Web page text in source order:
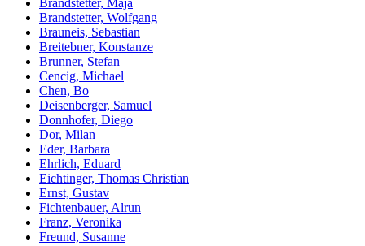
Brandstetter, Wolfgang
Brauneis, Sebastian
Breitebner, Konstanze
Brunner, Stefan
Cencig, Michael
Chen, Bo
Deisenberger, Samuel
Donnhofer, Diego
Dor, Milan
Eder, Barbara
Ehrlich, Eduard
Eichtinger, Thomas Christian
Ernst, Gustav
Fichtenbauer, Alrun
Franz, Veronika
Freund, Susanne